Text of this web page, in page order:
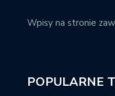
Wpisy na stronie
POPULARNE